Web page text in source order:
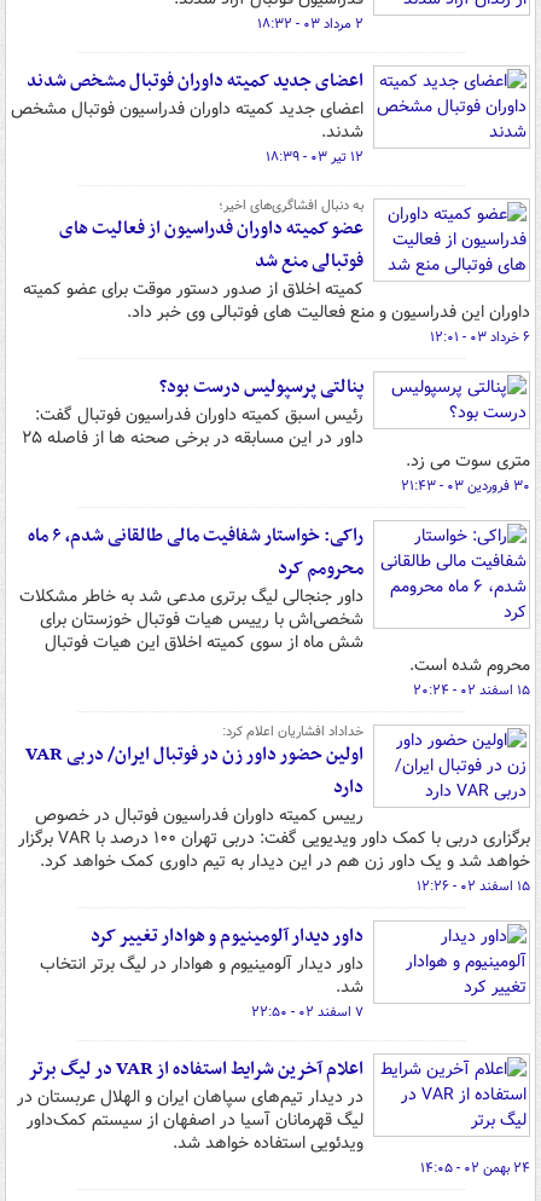
۲ مرداد ۰۳ - ۱۸:۳۲
اعضای جدید کمیته داوران فوتبال مشخص شدند
اعضای جدید کمیته داوران فدراسیون فوتبال مشخص
شدند.
۱۲ تیر ۰۳ - ۱۸:۳۹
به دنبال افشاگری‌های اخیر؛
عضو کمیته داوران فدراسیون از فعالیت های
فوتبالی منع شد
کمیته اخلاق از صدور دستور موقت برای عضو کمیته
داوران این فدراسیون و منع فعالیت های فوتبالی وی خبر داد.
۶ خرداد ۰۳ - ۱۲:۰۱
پنالتی پرسپولیس درست بود؟
رئیس اسبق کمیته داوران فدراسیون فوتبال گفت:
داور در این مسابقه در برخی صحنه ها از فاصله ۲۵
متری سوت می زد.
۳۰ فروردین ۰۳ - ۲۱:۴۳
راکی: خواستار شفافیت مالی طالقانی شدم، ۶ ماه
محرومم کرد
داور جنجالی لیگ برتری مدعی شد به خاطر مشکلات
شخصی‌اش با رییس هیات فوتبال خوزستان برای
شش ماه از سوی کمیته اخلاق این هیات فوتبال
محروم شده است.
۱۵ اسفند ۰۲ - ۲۰:۲۴
خداداد افشاریان اعلام کرد:
اولین حضور داور زن در فوتبال ایران/ دربی VAR
دارد
رییس کمیته داوران فدراسیون فوتبال در خصوص
برگزاری دربی با کمک داور ویدیویی گفت: دربی تهران ۱۰۰ درصد با VAR برگزار
خواهد شد و یک داور زن هم در این دیدار به تیم داوری کمک خواهد کرد.
۱۵ اسفند ۰۲ - ۱۲:۲۶
داور دیدار آلومینیوم و هوادار تغییر کرد
داور دیدار آلومینیوم و هوادار در لیگ برتر انتخاب
شد.
۷ اسفند ۰۲ - ۲۲:۵۰
اعلام آخرین شرایط استفاده از VAR در لیگ برتر
در دیدار تیم‌های سپاهان ایران و الهلال عربستان در
لیگ قهرمانان آسیا در اصفهان از سیستم کمک‌داور
ویدئویی استفاده خواهد شد.
۲۴ بهمن ۰۲ - ۱۴:۰۵